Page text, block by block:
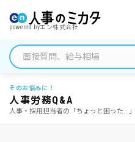
powered byエン株式会社
そのお悩みに！
人事労務Q&A
人事・採用担当者の「ちょっと困った...